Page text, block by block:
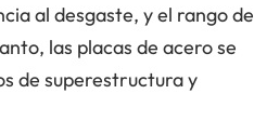
al desgaste, y el rango de
las placas de acero se
de superestructura y